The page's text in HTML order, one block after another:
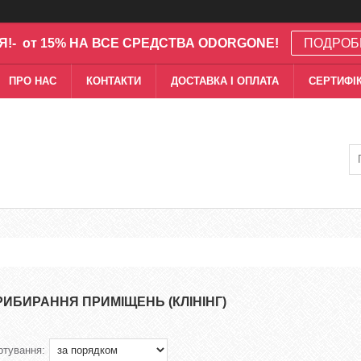
от 15% НА ВСЕ СРЕДСТВА ODORGONE!
ПРО НАС КОНТАКТИ ДОСТАВКА І ОПЛАТА
ПРИМІЩЕНЬ (КЛІНІНГ)